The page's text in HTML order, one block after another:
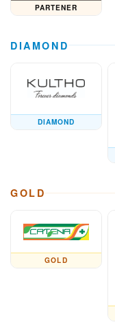
PARTENER
DIAMOND
DIAMOND
GOLD
GOLD